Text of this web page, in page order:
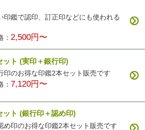
円〜
彩華(ブラウン)
印鑑で認印、訂正印などにも使われる
： 2,500円〜
ット(実印＋銀行印)
印のお得な印鑑2本セット販売です
： 7,120円〜
ット(銀行印＋認め印)
め印のお得な印鑑2本セット販売です